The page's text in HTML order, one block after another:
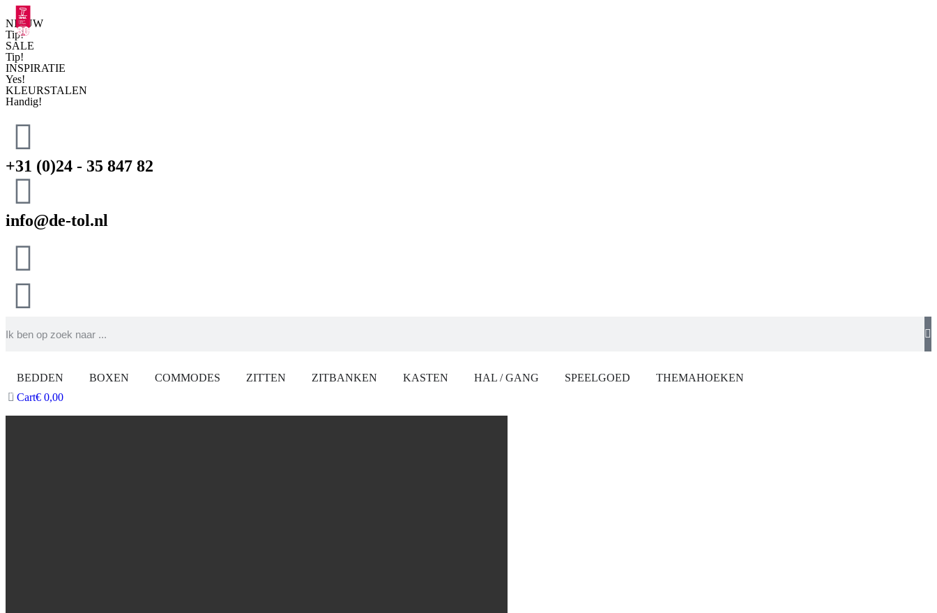
NIEUW
Tip!
SALE
Tip!
INSPIRATIE
Yes!
KLEURSTALEN
Handig!
+31 (0)24 - 35 847 82
info@de-tol.nl
BEDDEN BOXEN COMMODES ZITTEN ZITBANKEN KASTEN HAL / GANG SPEELGOED
THEMAHOEKEN
Cart€ 0,00